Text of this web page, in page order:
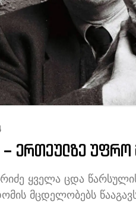
ერთეულზე უფრო
ყველა ცდა
მცდელობებს